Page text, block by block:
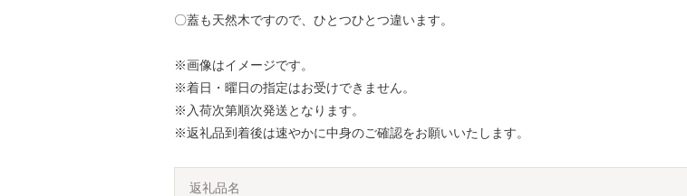
〇蓋も天然木ですので、ひとつひとつ違います。
※画像はイメージです。
※着日・曜日の指定はお受けできません。
※入荷次第順次発送となります。
※返礼品到着後は速やかに中身のご確認をお願いいたします。
返礼品名